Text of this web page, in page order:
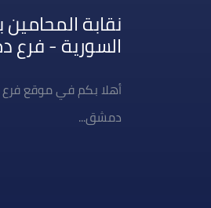
نقابة
السورية -
أهلا بكم في موقع
دمشق...